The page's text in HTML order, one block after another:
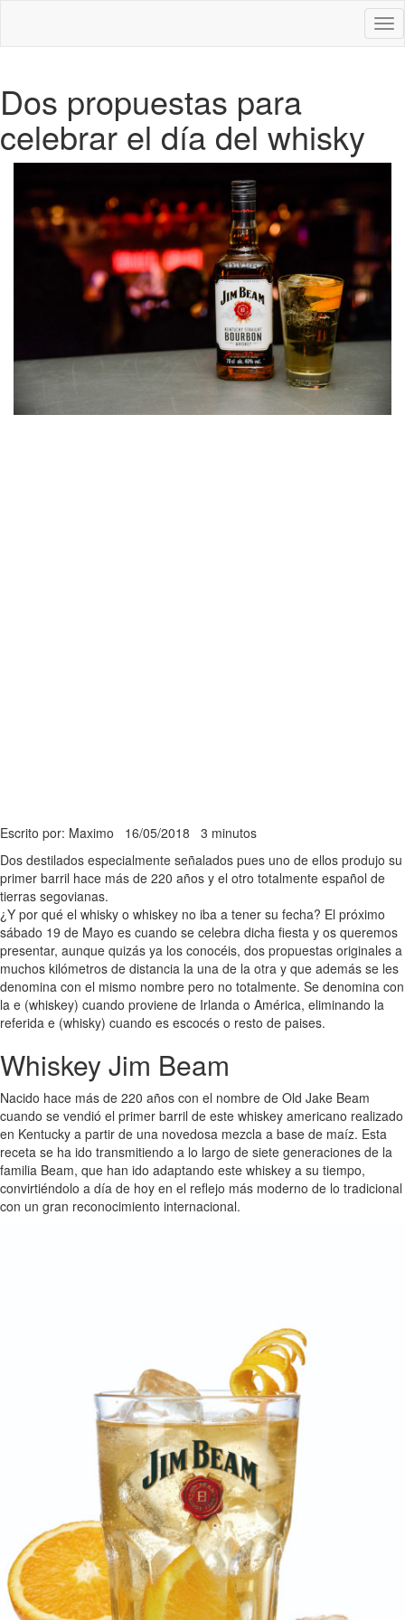
Dos propuestas para
celebrar el día del whisky
Escrito por: Maximo 16/05/2018 3 minutos
Dos destilados especialmente señalados pues uno de ellos produjo su
primer barril hace más de 220 años y el otro totalmente español de
tierras segovianas.
¿Y por qué el whisky o whiskey no iba a tener su fecha? El próximo
sábado 19 de Mayo es cuando se celebra dicha fiesta y os queremos
presentar, aunque quizás ya los conocéis, dos propuestas originales a
muchos kilómetros de distancia la una de la otra y que además se les
denomina con el mismo nombre pero no totalmente. Se denomina con
la e (whiskey) cuando proviene de Irlanda o América, eliminando la
referida e (whisky) cuando es escocés o resto de paises.
Whiskey Jim Beam
Nacido hace más de 220 años con el nombre de Old Jake Beam
cuando se vendió el primer barril de este whiskey americano realizado
en Kentucky a partir de una novedosa mezcla a base de maíz. Esta
receta se ha ido transmitiendo a lo largo de siete generaciones de la
familia Beam, que han ido adaptando este whiskey a su tiempo,
convirtiéndolo a día de hoy en el reflejo más moderno de lo tradicional
con un gran reconocimiento internacional.